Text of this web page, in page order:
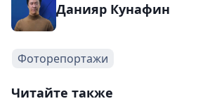
Данияр Кунафин
Фоторепортажи
Читайте также